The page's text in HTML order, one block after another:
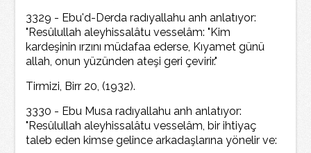
3329 - Ebu'd-Derda radıyallahu anh anlatıyor:
"Resûlullah aleyhissalâtu vesselâm: "Kim
kardeşinin ırzını müdafaa ederse, Kıyamet günü
allah, onun yüzünden ateşi geri çevirir."
Tirmizi, Birr 20, (1932).
3330 - Ebu Musa radıyallahu anh anlatıyor:
"Resûlullah aleyhissalâtu vesselâm, bir ihtiyaç
taleb eden kimse gelince arkadaşlarına yönelir ve: